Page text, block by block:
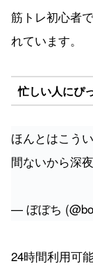
筋トレ初心者
れています。
忙しい人にぴ
ほんとはこう
間ないから深
— ぼぼち
24時間利用可